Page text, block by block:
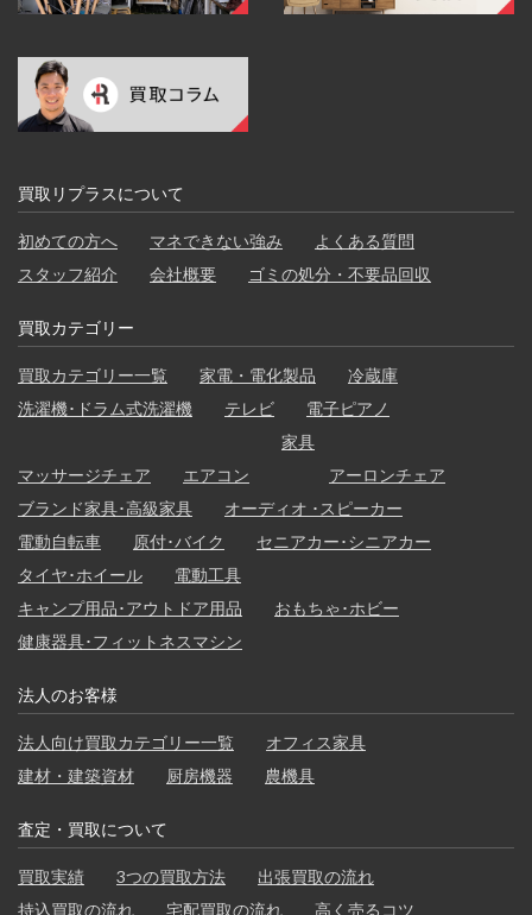
買取リプラスについて
初めての方へ マネできない強み
よくある質問
スタッフ紹介
会社概要 ゴミの処分・不要品回収
買取カテゴリー
買取カテゴリー一覧 家電・電化製品
冷蔵庫
洗濯機･ドラム式洗濯機
テレビ 電子ピアノ
マッサージチェア エアコン
家具
アーロンチェア
ブランド家具･高級家具
オーディオ ･スピーカー
電動自転車
原付･バイク
セニアカー･シニアカー
タイヤ･ホイール
電動工具
キャンプ用品･アウトドア用品
おもちゃ･ホビー
健康器具･フィットネスマシン
法人のお客様
法人向け買取カテゴリー一覧
オフィス家具
建材・建築資材
厨房機器 農機具
査定・買取について
買取実績 3つの買取方法
出張買取の流れ
持込買取の流れ
宅配買取の流れ 高く売るコツ